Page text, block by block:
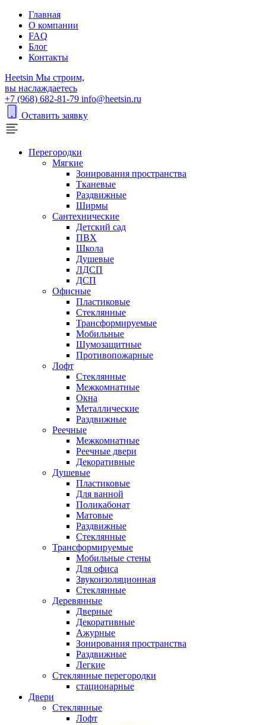
Главная
О компании
FAQ
Блог
Контакты
Heetsin Мы строим,
вы наслаждаетесь
+7 (968) 682-81-79 info@heetsin.ru
Оставить заявку
Перегородки
Мягкие
Зонирования пространства
Тканевые
Раздвижные
Ширмы
Сантехнические
Детский сад
ПВХ
Школа
Душевые
ЛДСП
ДСП
Офисные
Пластиковые
Стеклянные
Трансформируемые
Мобильные
Шумозащитные
Противопожарные
Лофт
Стеклянные
Межкомнатные
Окна
Металлические
Раздвижные
Реечные
Межкомнатные
Реечные двери
Декоративные
Душевые
Пластиковые
Для ванной
Поликабонат
Матовые
Раздвижные
Стеклянные
Трансформируемые
Мобильные стены
Для офиса
Звукоизоляционная
Стеклянные
Деревянные
Дверные
Декоративные
Ажурные
Зонирования пространства
Раздвижные
Легкие
Стеклянные перегородки
стационарные
Двери
Стеклянные
Лофт